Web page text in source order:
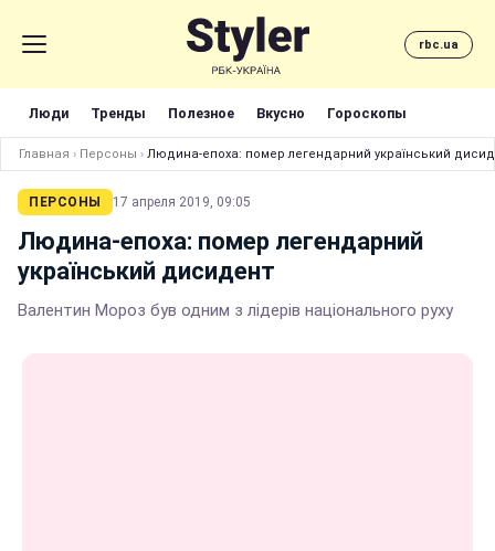
rbc.ua
Люди Тренды Полезное Вкусно Гороскопы
Главная › Персоны › Людина-епоха: помер легендарний український
ПЕРСОНЫ 17 апреля 2019, 09:05
Людина-епоха: помер легендарний
український дисидент
Валентин Мороз був одним з лідерів національного руху